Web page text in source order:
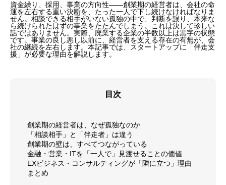
資金繰り、採用、事業の方向性——創業期の経営者は、会社の命
運を左右する重い決断を、たった一人で下し続けなければなりま
せん。相談できる相手がいない孤独の中で、判断を誤り、本来な
ら続けられたはずの事業をたたんでしまう。これは決して珍しい
話ではありません。実際、廃業する企業の半数以上は黒字の状態
です。事業の良し悪し以前に、経営者を支える存在の有無が、会
社の継続を左右します。本記事では、スタートアップに「伴走支
援」が必要な理由を解説します。
目次
創業期の経営者は、なぜ孤独なのか
「相談相手」と「伴走者」は違う
創業期の壁は、すべてつながっている
金融・営業・ITを「一人で」見渡せることの価値
EXビジネス・コンサルティングが「隣に立つ」理由
まとめ